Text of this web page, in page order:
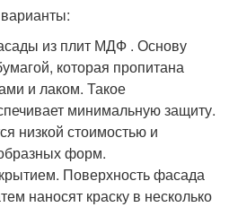
из плит МДФ . Основу
которая пропитана
и лаком. Такое
минимальную защиту.
низкой стоимостью и
форм.
Поверхность фасада
наносят краску в несколько